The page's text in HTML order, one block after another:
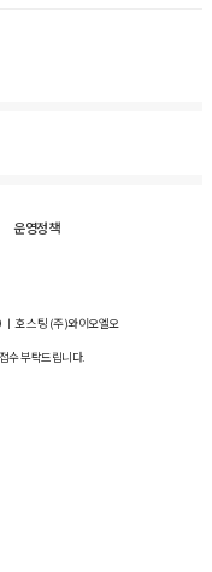
운영정책
ㅣ 호스팅 (주)와이오엘오
수 부탁드립니다.